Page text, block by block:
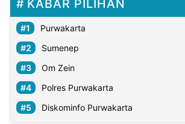
KABAR PILIHAN
Purwakarta
Sumenep
Om Zein
Polres Purwakarta
Diskominfo Purwakarta